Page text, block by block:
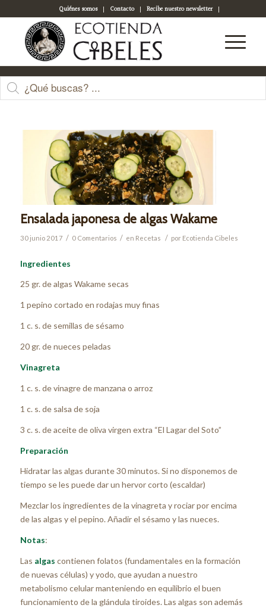
Quiénes somos Contacto
Recibe nuestro newsletter
Acceso a tu cuenta
Últimas entradas
Ensalada japonesa de algas Wakame
30 junio 2017 / 0 Comentarios / en Recetas / por Ecotienda Cibeles
Ingredientes
25 gr. de algas Wakame secas
1 pepino cortado en rodajas muy finas
1 c. s. de semillas de sésamo
20 gr. de nueces peladas
Vinagreta
1 c. s. de vinagre de manzana o arroz
1 c. s. de salsa de soja
3 c. s. de aceite de oliva virgen extra “El Lagar del Soto”
Preparación
Hidratar las algas durante 30 minutos. Si no disponemos de
tiempo se les puede dar un hervor corto (escaldar)
Mezclar los ingredientes de la vinagreta y rociar por encima
de las algas y el pepino. Añadir el sésamo y las nueces.
Notas:
Las algas contienen folatos (fundamentales en la formación
de nuevas células) y yodo, que ayudan a nuestro
metabolismo celular manteniendo en equilibrio el buen
funcionamiento de la glándula tiroides. Las algas son además